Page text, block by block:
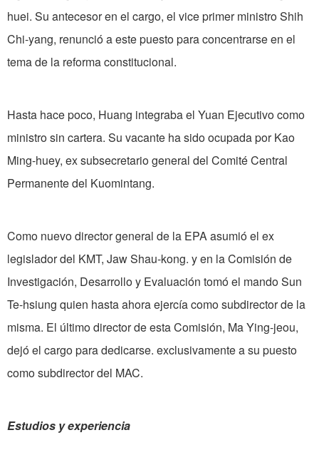
huei. Su antecesor en el cargo, el vice primer ministro Shih
Chi-yang, renunció a este puesto para concentrarse en el
tema de la reforma constitucional.
Hasta hace poco, Huang integraba el Yuan Ejecutivo como
ministro sin cartera. Su vacante ha sido ocupada por Kao
Ming-huey, ex subsecretario general del Comité Central
Permanente del Kuomintang.
Como nuevo director general de la EPA asumió el ex
legislador del KMT, Jaw Shau-kong. y en la Comisión de
Investigación, Desarrollo y Evaluación tomó el mando Sun
Te-hsiung quien hasta ahora ejercía como subdirector de la
misma. El último director de esta Comisión, Ma Ying-jeou,
dejó el cargo para dedicarse. exclusivamente a su puesto
como subdirector del MAC.
Estudios y experiencia